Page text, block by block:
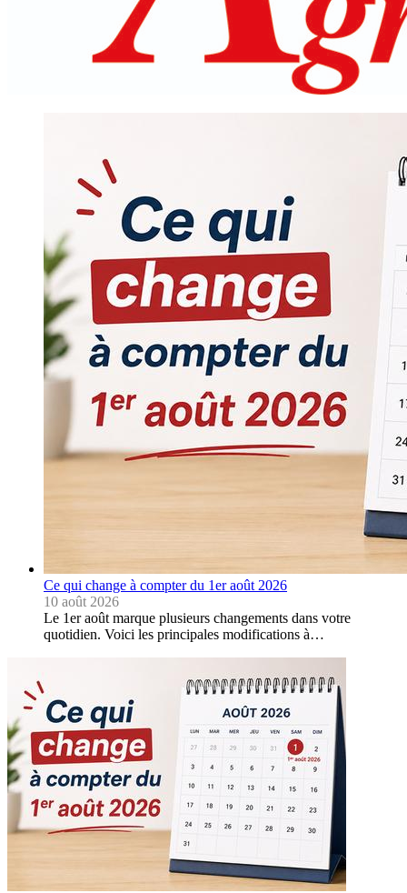
Ce qui change à compter du 1er août 2026
10 août 2026
Le 1er août marque plusieurs changements dans votre
quotidien. Voici les principales modifications à…